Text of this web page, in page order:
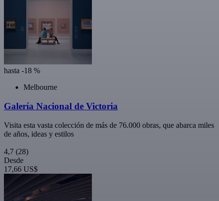
hasta -18 %
Melbourne
Galería Nacional de Victoria
Visita esta vasta colección de más de 76.000 obras, que abarca miles
de años, ideas y estilos
4,7 (28)
Desde
17,66 US$